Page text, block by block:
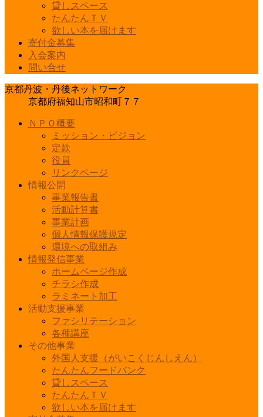
貸しスペース
たんたんＴＶ
欲しい本を届けます
寄付金募集
入会案内
問い合せ
京都丹波・丹後ネットワーク
京都府福知山市昭和町７７
ＮＰＯ概要
ミッション・ビジョン
定款
役員
リンクページ
情報公開
事業報告書
活動計算書
事業計画
個人情報保護規定
環境への取組み
情報発信事業
ホームページ作成
チラシ作成
ラミネート加工
活動支援事業
ファシリテーション
各種講座
その他事業
外国人支援（がいこくじんしえん）
たんたんフードバンク
貸しスペース
たんたんＴＶ
欲しい本を届けます